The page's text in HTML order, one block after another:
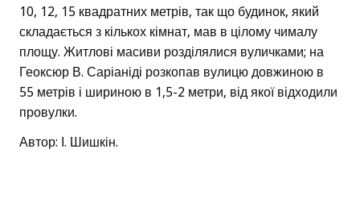
10, 12, 15 квадратних метрів, так що будинок, який
складається з кількох кімнат, мав в цілому чималу
площу. Житлові масиви розділялися вуличками; на
Геоксюр В. Саріаніді розкопав вулицю довжиною в
55 метрів і шириною в 1,5-2 метри, від якої відходили
провулки.
Автор: І. Шишкін.